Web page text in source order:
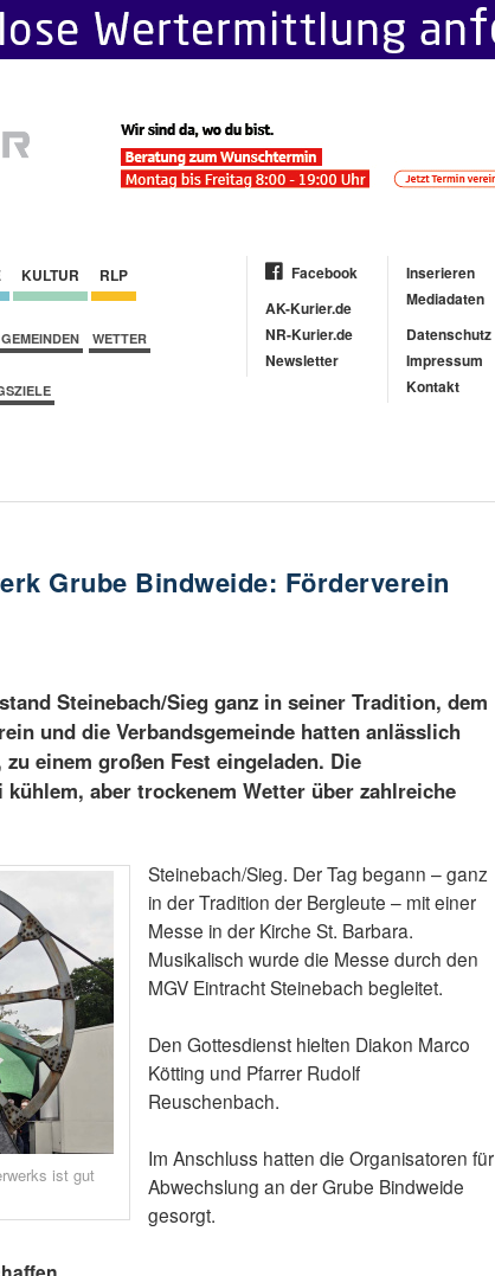
KULTUR RLP
GEMEINDEN WETTER
Facebook
AK-Kurier.de
NR-Kurier.de
Newsletter
Inserieren
Mediadaten
Datenschutz
Impressum
Kontakt
Grube Bindweide: Förderverein
Steinebach/Sieg ganz in seiner Tradition, dem
und die Verbandsgemeinde hatten anlässlich
einem großen Fest eingeladen. Die
aber trockenem Wetter über zahlreiche
ist gut
Steinebach/Sieg. Der Tag begann – ganz
in der Tradition der Bergleute – mit einer
Messe in der Kirche St. Barbara.
Musikalisch wurde die Messe durch den
MGV Eintracht Steinebach begleitet.
Den Gottesdienst hielten Diakon Marco
Kötting und Pfarrer Rudolf
Reuschenbach.
Im Anschluss hatten die Organisatoren für
Abwechslung an der Grube Bindweide
gesorgt.